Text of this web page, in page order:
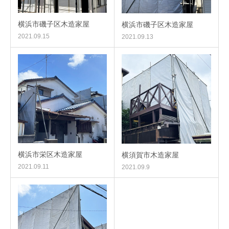
横浜市磯子区木造家屋
2021.09.15
横浜市磯子区木造家屋
2021.09.13
横浜市栄区木造家屋
2021.09.11
横須賀市木造家屋
2021.09.9